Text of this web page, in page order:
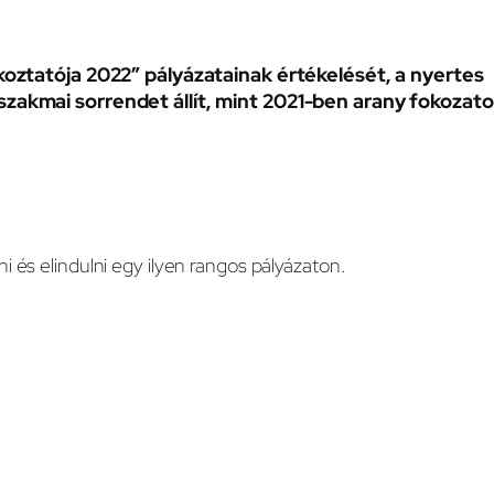
2022” pályázatainak értékelését, a nyertes
sorrendet állít, mint 2021-ben arany
elindulni egy ilyen rangos pályázaton.